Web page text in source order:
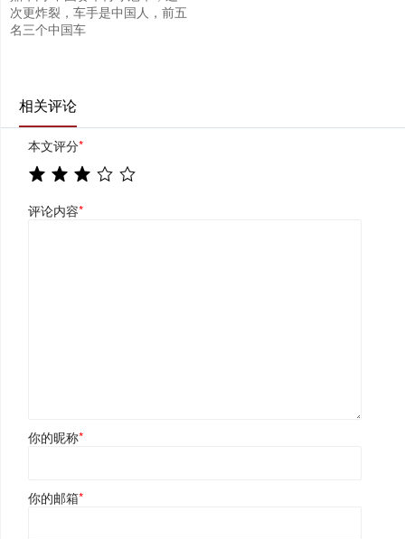
次更炸裂，车手是中国人，前五
名三个中国车
相关评论
本文评分*
评论内容*
你的昵称*
你的邮箱*